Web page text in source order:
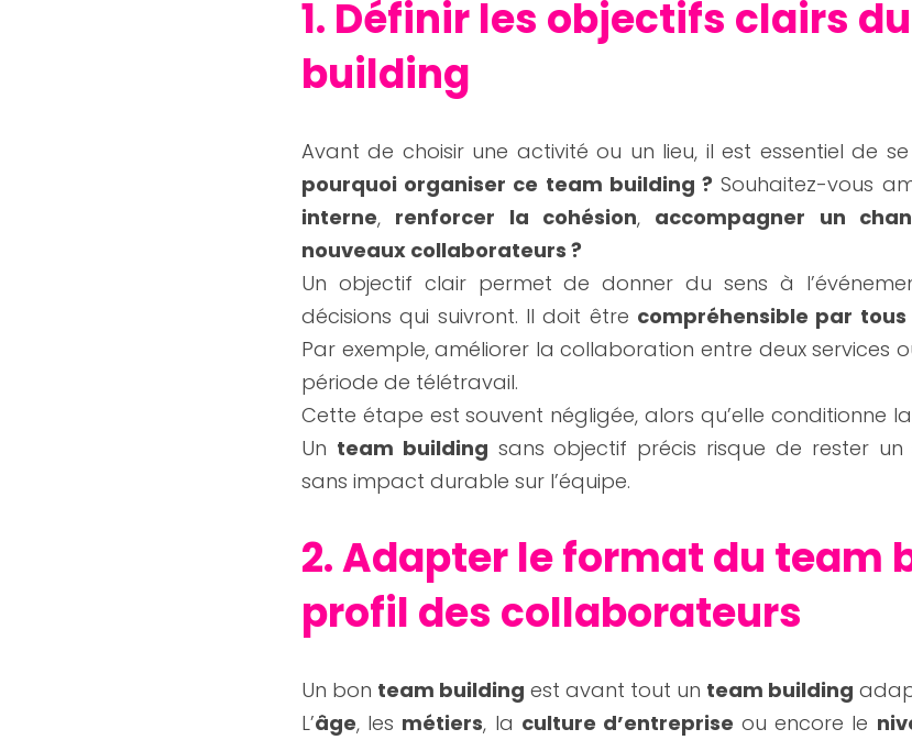
1. Définir les objectifs clairs
building
pourquoi organiser ce team building ? Souhaitez-vous
interne, renforcer la cohésion, accompagner un
nouveaux collaborateurs ?
Un objectif clair permet de donner du sens à
décisions qui suivront. Il doit être compréhensible par tous
Par exemple, améliorer la collaboration entre deux services
période de télétravail.
Cette étape est souvent négligée, alors qu’elle conditionne
Un team building sans objectif précis risque de rester
sans impact durable sur l’équipe.
2. Adapter le format du team
profil des collaborateurs
Un bon team building est avant tout un team building
L’âge, les métiers, la culture d’entreprise ou encore le